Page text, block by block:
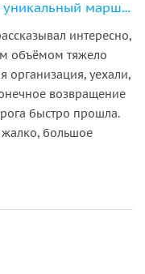
«По водному сердцу города» — уникальный маршрут на 11-местном катере
интересно,
объёмом тяжело
организация, уехали,
возвращение
быстро прошла.
большое